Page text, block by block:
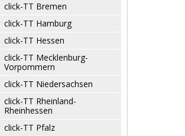
click-TT Bremen
click-TT Hamburg
click-TT Hessen
click-TT Mecklenburg-
Vorpommern
click-TT Niedersachsen
click-TT Rheinland-
Rheinhessen
click-TT Pfalz